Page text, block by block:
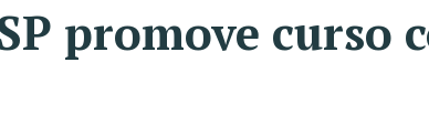
promove curso